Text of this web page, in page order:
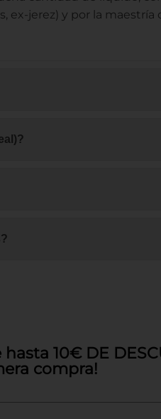
ex-jerez) y por la maestría
10€ DE
compra!